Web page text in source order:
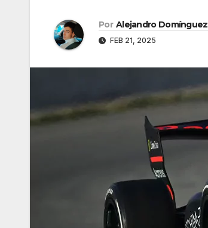
Por Alejandro Domínguez
FEB 21, 2025